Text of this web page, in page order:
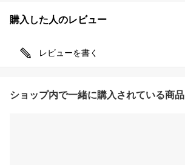
購入した人のレビュー
レビューを書く
ショップ内で一緒に購入されている商品